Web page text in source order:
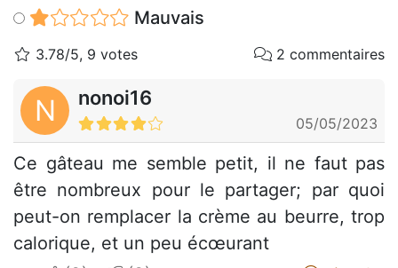
Mauvais
3.78/5, 9 votes 2 commentaires
N nonoi16
05/05/2023
Ce gâteau me semble petit, il ne faut pas
être nombreux pour le partager; par quoi
peut-on remplacer la crème au beurre, trop
calorique, et un peu écœurant